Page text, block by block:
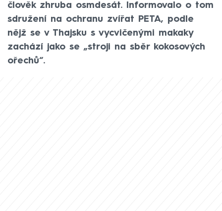
člověk zhruba osmdesát. Informovalo o tom
sdružení na ochranu zvířat PETA, podle
nějž se v Thajsku s vycvičenými makaky
zachází jako se „stroji na sběr kokosových
ořechů“.